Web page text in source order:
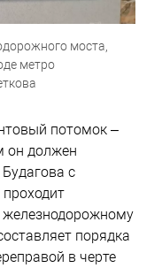
моста,
метро
потомок –
он должен
с
порядка
в черте